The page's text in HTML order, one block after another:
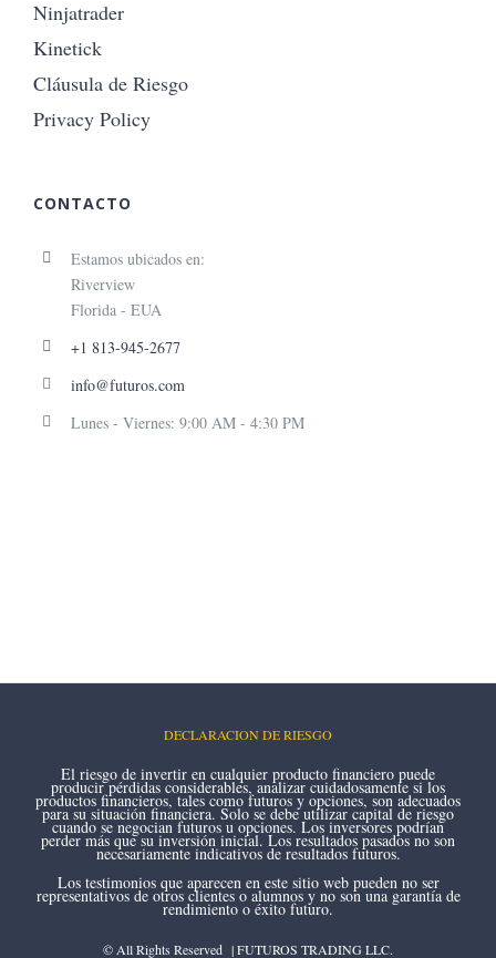
Ninjatrader
Kinetick
Cláusula de Riesgo
Privacy Policy
CONTACTO
Estamos ubicados en:
Riverview
Florida - EUA
+1 813-945-2677
info@futuros.com
Lunes - Viernes: 9:00 AM - 4:30 PM
DECLARACION DE RIESGO
El riesgo de invertir en cualquier producto financiero puede
producir pérdidas considerables, analizar cuidadosamente si los
productos financieros, tales como futuros y opciones, son adecuados
para su situación financiera. Solo se debe utilizar capital de riesgo
cuando se negocian futuros u opciones. Los inversores podrían
perder más que su inversión inicial. Los resultados pasados no son
necesariamente indicativos de resultados futuros.
Los testimonios que aparecen en este sitio web pueden no ser
representativos de otros clientes o alumnos y no son una garantía de
rendimiento o éxito futuro.
© All Rights Reserved | FUTUROS TRADING LLC.